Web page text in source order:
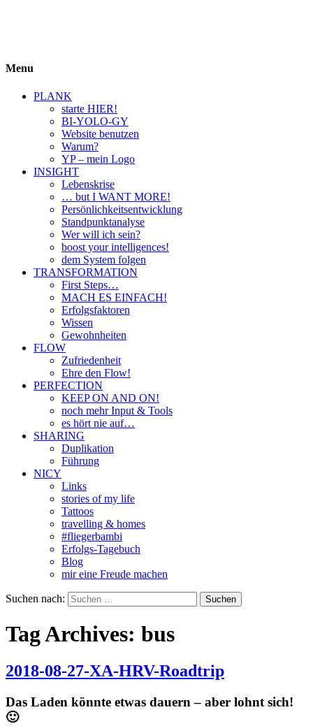
Menu
PLANK
starte HIER!
BI-YOLO-GY
Website benutzen
Warum?
YP – mein Logo
INSIGHT
Lebenskrise
… but I WANT MORE!
Persönlichkeitsentwicklung
Standpunktanalyse
Wer will ich sein?
boost your intelligences!
dem System folgen
TRANSFORMATION
First Steps…
MACH ES EINFACH!
Erfolgsfaktoren
Wissen
Gewohnheiten
FLOW
Zufriedenheit
Ehre den Flow!
PERFECTION
KEEP ON AND ON!
noch mehr Input & Tools
es hört nie auf…
SHARING
Duplikation
Führung
NICY
Links
stories of my life
Tattoos
travelling & homes
#fliegerbambi
Erfolgs-Tagebuch
Blog
mir eine Freude machen
Suchen nach:
Tag Archives: bus
2018-08-27-XA-HRV-Roadtrip
Das Laden könnte etwas dauern – aber lohnt sich!
🙂